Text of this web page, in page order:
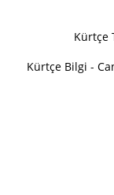
Kürtçe
Kürtçe Bilgi -